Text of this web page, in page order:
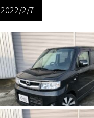
2022/2/7